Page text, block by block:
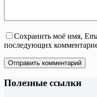
Сохранить моё имя,
последующих
Отправить комментарий
Полезные ссылки